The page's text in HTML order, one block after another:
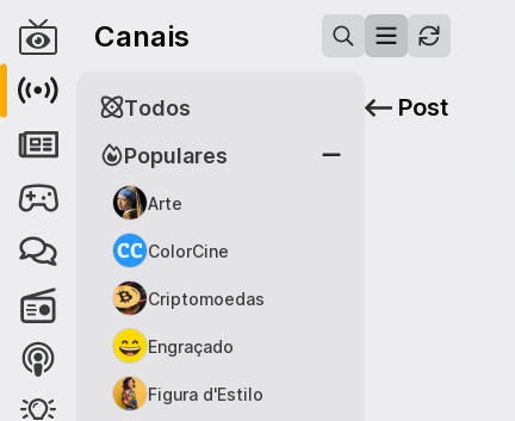
Canais
Populares
Arte
ColorCine
Criptomoedas
Engraçado
Figura d'Estilo
Todos Post